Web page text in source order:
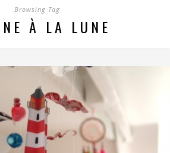
Browsing Tag
À LA LUNE